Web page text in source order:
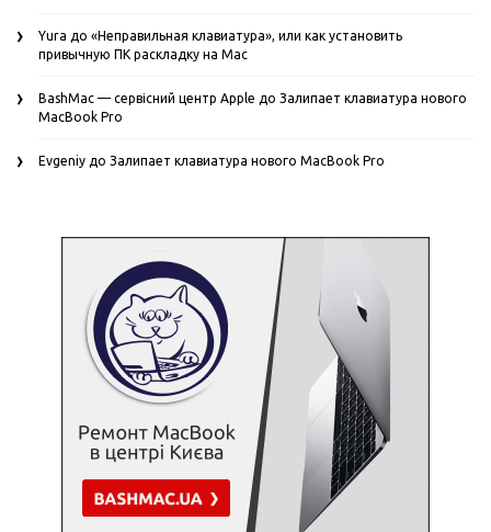
Yura до «Неправильная клавиатура», или как установить
привычную ПК раскладку на Mac
BashMac — сервісний центр Apple до Залипает клавиатура нового
MacBook Pro
Evgeniy до Залипает клавиатура нового MacBook Pro